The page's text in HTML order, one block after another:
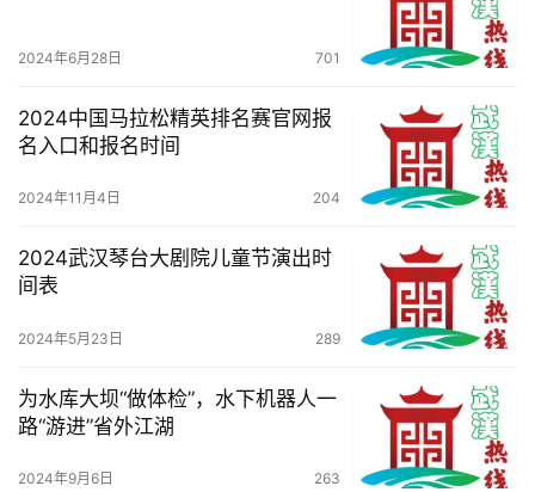
于
我
务
导
2024年6月28日 701
2024中国马拉松精英排名赛官网报
名入口和报名时间
2024年11月4日 204
2024武汉琴台大剧院儿童节演出时
间表
2024年5月23日 289
为水库大坝“做体检”，水下机器人一
路“游进”省外江湖
2024年9月6日 263